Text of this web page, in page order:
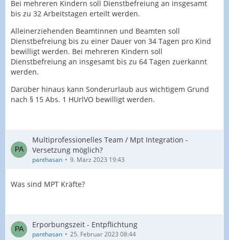
Bei mehreren Kindern soll Dienstbefreiung an insgesamt
bis zu 32 Arbeitstagen erteilt werden.
Alleinerziehenden Beamtinnen und Beamten soll
Dienstbefreiung bis zu einer Dauer von 34 Tagen pro Kind
bewilligt werden. Bei mehreren Kindern soll
Dienstbefreiung an insgesamt bis zu 64 Tagen zuerkannt
werden.
Darüber hinaus kann Sonderurlaub aus wichtigem Grund
nach § 15 Abs. 1 HUrlVO bewilligt werden.
Multiprofessionelles Team / Mpt Integration -
Versetzung möglich?
panthasan 9. März 2023 19:43
Was sind MPT Kräfte?
Erporbungszeit - Entpflichtung
panthasan 25. Februar 2023 08:44